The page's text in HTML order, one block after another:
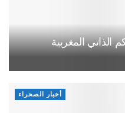
الذاتي المغربية
أخبار الصحراء